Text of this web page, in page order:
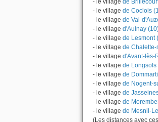
- le village de
- le village de Coclois
- le village de Val-
- le village d'Aulnay
- le village de Lesmont
- le village de Chalette-
- le village d'Avant-lès-
- le village de Longsols
- le village de
- le village de Nogent-
- le village de
- le village de
- le village de Mesnil-
(Les distances avec